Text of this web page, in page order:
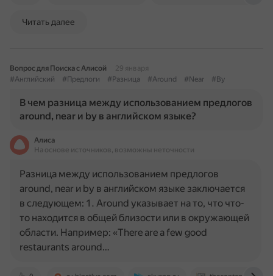
Читать далее
Вопрос для Поиска с Алисой
29 января
#Английский
#Предлоги #Разница #Around #Near #By
В чем разница между использованием предлогов
around, near и by в английском языке?
Алиса
На основе источников, возможны неточности
Разница между использованием предлогов
around, near и by в английском языке заключается
в следующем: 1. Around указывает на то, что что-
то находится в общей близости или в окружающей
области. Например: «There are a few good
restaurants around…